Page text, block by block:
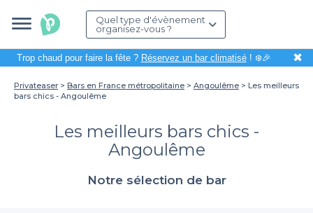
Quel type d'évènement
organisez-vous ?
Trop chaud pour faire la fête ? Réservez un bar climatisé! ❄️🎉 ✖
Privateaser Bars en France métropolitaine Angoulême
Les meilleurs
bars chics - Angoulême
Les meilleurs bars chics -
Angoulême
Notre sélection de bar